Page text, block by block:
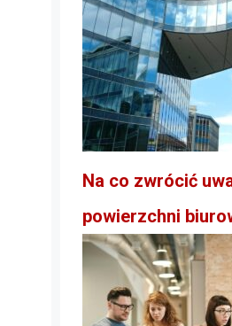
Na co zwrócić
powierzchni